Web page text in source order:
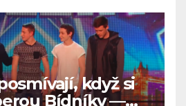
když si
Bídníky —